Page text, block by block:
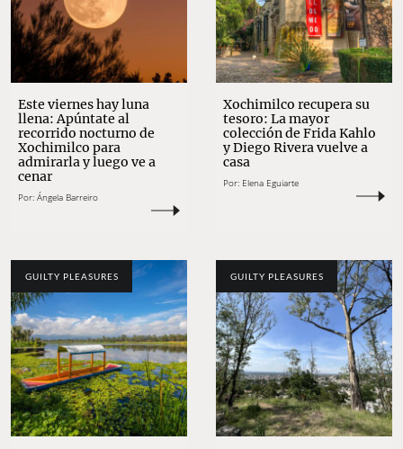
Este viernes hay luna
llena: Apúntate al
recorrido nocturno de
Xochimilco para
admirarla y luego ve a
cenar
Por: Ángela Barreiro
Xochimilco recupera su
tesoro: La mayor
colección de Frida Kahlo
y Diego Rivera vuelve a
casa
Por: Elena Eguiarte
GUILTY PLEASURES GUILTY PLEASURES